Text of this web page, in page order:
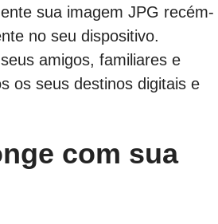
sua imagem JPG recém-
no seu dispositivo.
amigos, familiares e
os seus destinos digitais e
com sua